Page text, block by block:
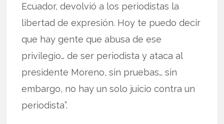
Ecuador, devolvió a los periodistas la
libertad de expresión. Hoy te puedo decir
que hay gente que abusa de ese
privilegio… de ser periodista y ataca al
presidente Moreno, sin pruebas… sin
embargo, no hay un solo juicio contra un
periodista”.